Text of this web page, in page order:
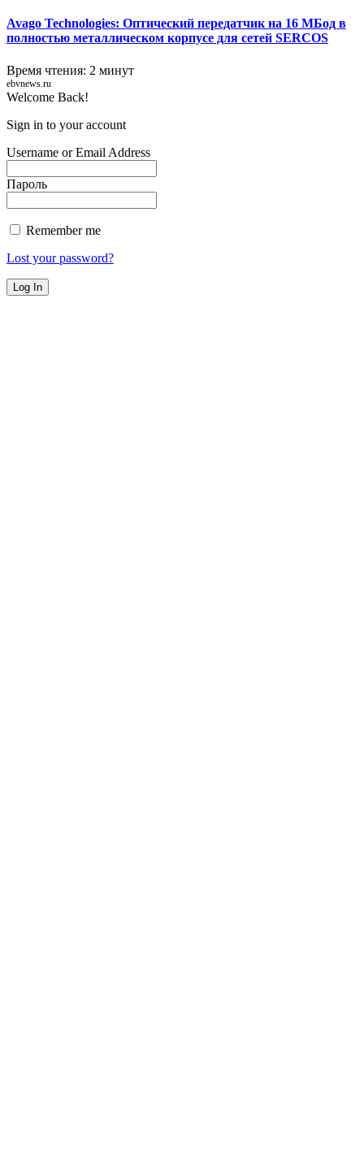
Avago Technologies: Оптический передатчик на 16 МБод в
полностью металлическом корпусе для сетей SERCOS
Время чтения: 2 минут
ebvnews.ru
Welcome Back!
Sign in to your account
Username or Email Address
Пароль
Remember me
Lost your password?